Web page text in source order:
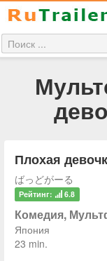
Плохая
ばっどがーる
Рейтинг: 6.8
Комедия,
Япония
23 min.